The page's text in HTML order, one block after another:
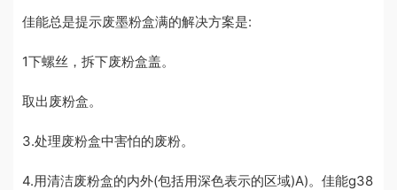
佳能总是提示废墨粉盒满的解决方案是:
1下螺丝，拆下废粉盒盖。
取出废粉盒。
3.处理废粉盒中害怕的废粉。
4.用清洁废粉盒的内外(包括用深色表示的区域)A)。佳能g38